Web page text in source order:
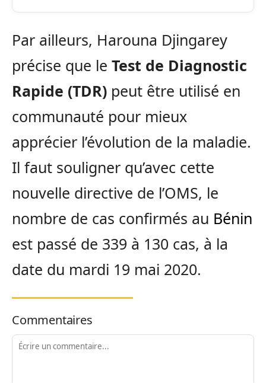
Par ailleurs, Harouna Djingarey
précise que le Test de Diagnostic
Rapide (TDR) peut être utilisé en
communauté pour mieux
apprécier l’évolution de la maladie.
Il faut souligner qu’avec cette
nouvelle directive de l’OMS, le
nombre de cas confirmés au Bénin
est passé de 339 à 130 cas, à la
date du mardi 19 mai 2020.
Commentaires